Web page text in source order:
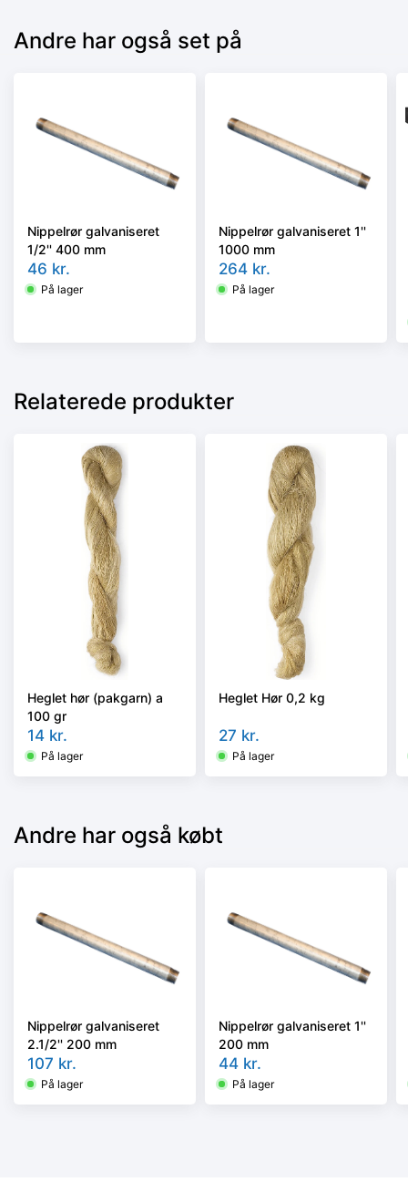
Andre har også set på
Nippelrør galvaniseret
1/2'' 400 mm
46 kr.
På lager
Nippelrør galvaniseret 1''
1000 mm
264 kr.
På lager
Relaterede produkter
Heglet hør (pakgarn) a
100 gr
14 kr.
På lager
Heglet Hør 0,2 kg
27 kr.
På lager
Andre har også købt
Nippelrør galvaniseret
2.1/2'' 200 mm
107 kr.
På lager
Nippelrør galvaniseret 1''
200 mm
44 kr.
På lager